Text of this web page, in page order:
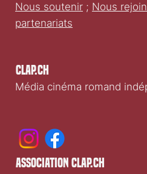
Clap.ch
Média cinéma romand
Nous soutenir ; Nous
partenariats
association clap.ch